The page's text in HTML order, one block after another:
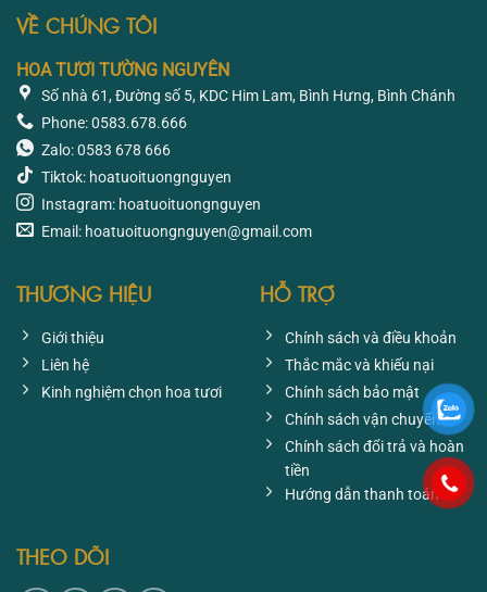
VỀ CHÚNG TÔI
HOA TƯƠI TƯỜNG NGUYÊN
Số nhà 61, Đường số 5, KDC Him Lam, Bình Hưng, Bình Chánh
Phone: 0583.678.666
Zalo: 0583 678 666
Tiktok: hoatuoituongnguyen
Instagram: hoatuoituongnguyen
Email: hoatuoituongnguyen@gmail.com
THƯƠNG HIỆU
Giới thiệu
Liên hệ
Kinh nghiệm chọn hoa tươi
HỖ TRỢ
Chính sách và điều khoản
Thắc mắc và khiếu nại
Chính sách bảo mật
Chính sách vận chuyển
Chính sách đổi trả và hoàn
tiền
Hướng dẫn thanh toán
THEO DÕI